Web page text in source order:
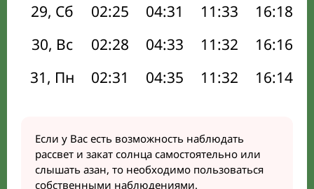
29, Сб
02:25 04:31 11:33 16:18
30, Вс
02:28 04:33 11:32 16:16
31, Пн
02:31 04:35 11:32 16:14
Если у Вас есть возможность наблюдать
рассвет и закат солнца самостоятельно или
слышать азан, то необходимо пользоваться
собственными наблюдениями.